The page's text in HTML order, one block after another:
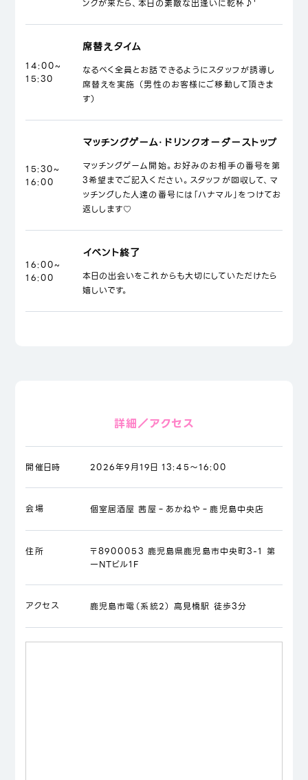
ンクが来たら、本日の素敵な出逢いに乾杯♪'
14:00~
15:30
席替えタイム
なるべく全員とお話できるようにスタッフが誘導し
席替えを実施 （男性のお客様にご移動して頂きま
す）
15:30~
16:00
マッチングゲーム・ドリンクオーダーストップ
マッチングゲーム開始。お好みのお相手の番号を第
3希望までご記入ください。スタッフが回収して、マ
ッチングした人達の番号には「ハナマル」をつけてお
返しします♡
16:00~
16:00
イベント終了
本日の出会いをこれからも大切にしていただけたら
嬉しいです。
詳細／アクセス
開催日時 2026年9月19日 13:45～16:00
会場 個室居酒屋 茜屋‐あかねや‐鹿児島中央店
住所
〒8900053 鹿児島県鹿児島市中央町3-1 第
一NTビル1F
アクセス 鹿児島市電（系統2） 高見橋駅 徒歩3分